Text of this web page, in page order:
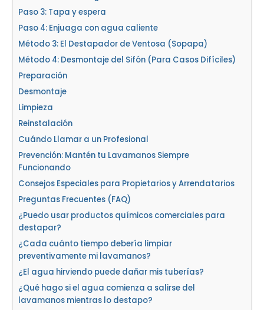
Paso 3: Tapa y espera
Paso 4: Enjuaga con agua caliente
Método 3: El Destapador de Ventosa (Sopapa)
Método 4: Desmontaje del Sifón (Para Casos Difíciles)
Preparación
Desmontaje
Limpieza
Reinstalación
Cuándo Llamar a un Profesional
Prevención: Mantén tu Lavamanos Siempre
Funcionando
Consejos Especiales para Propietarios y Arrendatarios
Preguntas Frecuentes (FAQ)
¿Puedo usar productos químicos comerciales para
destapar?
¿Cada cuánto tiempo debería limpiar
preventivamente mi lavamanos?
¿El agua hirviendo puede dañar mis tuberías?
¿Qué hago si el agua comienza a salirse del
lavamanos mientras lo destapo?